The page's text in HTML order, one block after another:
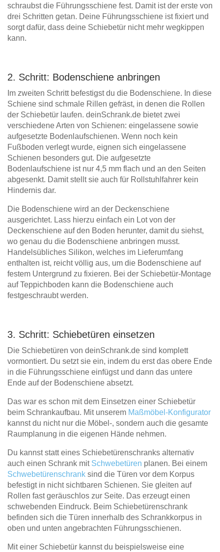
schraubst die Führungsschiene fest. Damit ist der erste von
drei Schritten getan. Deine Führungsschiene ist fixiert und
sorgt dafür, dass deine Schiebetür nicht mehr wegkippen
kann.
2. Schritt: Bodenschiene anbringen
Im zweiten Schritt befestigst du die Bodenschiene. In diese
Schiene sind schmale Rillen gefräst, in denen die Rollen
der Schiebetür laufen. deinSchrank.de bietet zwei
verschiedene Arten von Schienen: eingelassene sowie
aufgesetzte Bodenlaufschienen. Wenn noch kein
Fußboden verlegt wurde, eignen sich eingelassene
Schienen besonders gut. Die aufgesetzte
Bodenlaufschiene ist nur 4,5 mm flach und an den Seiten
abgesenkt. Damit stellt sie auch für Rollstuhlfahrer kein
Hindernis dar.
Die Bodenschiene wird an der Deckenschiene
ausgerichtet. Lass hierzu einfach ein Lot von der
Deckenschiene auf den Boden herunter, damit du siehst,
wo genau du die Bodenschiene anbringen musst.
Handelsübliches Silikon, welches im Lieferumfang
enthalten ist, reicht völlig aus, um die Bodenschiene auf
festem Untergrund zu fixieren. Bei der Schiebetür-Montage
auf Teppichboden kann die Bodenschiene auch
festgeschraubt werden.
3. Schritt: Schiebetüren einsetzen
Die Schiebetüren von deinSchrank.de sind komplett
vormontiert. Du setzt sie ein, indem du erst das obere Ende
in die Führungsschiene einfügst und dann das untere
Ende auf der Bodenschiene absetzt.
Das war es schon mit dem Einsetzen einer Schiebetür
beim Schrankaufbau. Mit unserem Maßmöbel-Konfigurator
kannst du nicht nur die Möbel-, sondern auch die gesamte
Raumplanung in die eigenen Hände nehmen.
Du kannst statt eines Schiebetürenschranks alternativ
auch einen Schrank mit Schwebetüren planen. Bei einem
Schwebetürenschrank sind die Türen vor dem Korpus
befestigt in nicht sichtbaren Schienen. Sie gleiten auf
Rollen fast geräuschlos zur Seite. Das erzeugt einen
schwebenden Eindruck. Beim Schiebetürenschrank
befinden sich die Türen innerhalb des Schrankkorpus in
oben und unten angebrachten Führungsschienen.
Mit einer Schiebetür kannst du beispielsweise eine